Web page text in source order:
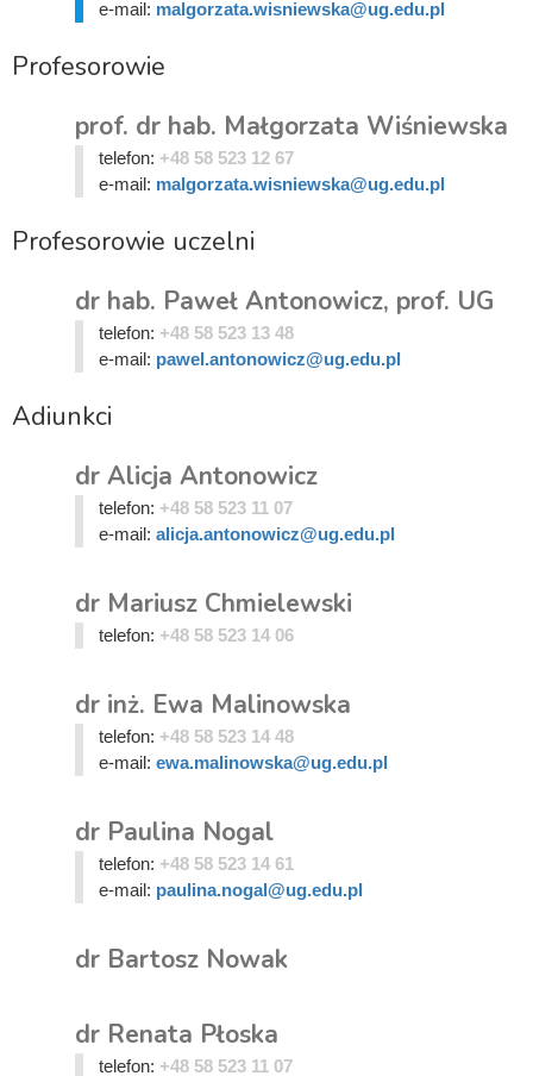
e-mail: malgorzata.wisniewska@ug.edu.pl
Profesorowie
prof. dr hab. Małgorzata Wiśniewska
telefon: +48 58 523 12 67
e-mail: malgorzata.wisniewska@ug.edu.pl
Profesorowie uczelni
dr hab. Paweł Antonowicz, prof. UG
telefon: +48 58 523 13 48
e-mail: pawel.antonowicz@ug.edu.pl
Adiunkci
dr Alicja Antonowicz
telefon: +48 58 523 11 07
e-mail: alicja.antonowicz@ug.edu.pl
dr Mariusz Chmielewski
telefon: +48 58 523 14 06
dr inż. Ewa Malinowska
telefon: +48 58 523 14 48
e-mail: ewa.malinowska@ug.edu.pl
dr Paulina Nogal
telefon: +48 58 523 14 61
e-mail: paulina.nogal@ug.edu.pl
dr Bartosz Nowak
dr Renata Płoska
telefon: +48 58 523 11 07